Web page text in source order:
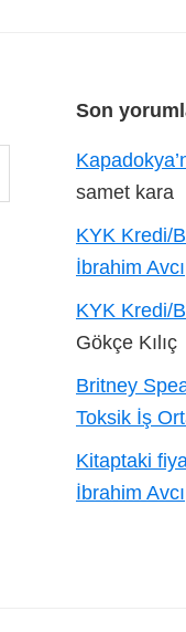
Son
samet kara
KYK Kredi/
İbrahim Avcı
KYK Kredi/
Gökçe Kılıç
Britney
Toksik İş
Kitaptaki
İbrahim Avcı